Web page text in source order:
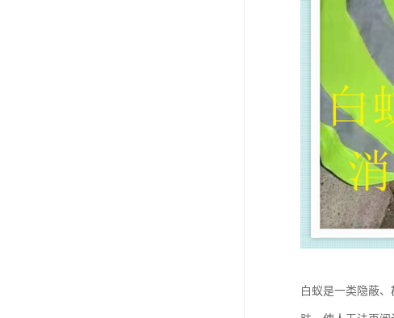
白蚁是一类隐蔽